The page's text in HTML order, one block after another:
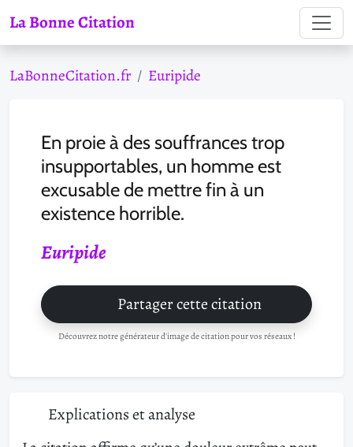
La Bonne Citation
LaBonneCitation.fr Euripide
En proie à des souffrances trop
insupportables, un homme est
excusable de mettre fin à un
existence horrible.
Euripide
Partager cette citation
Découvrez notre générateur d'image de citation pour vos réseaux !
Explications et analyse